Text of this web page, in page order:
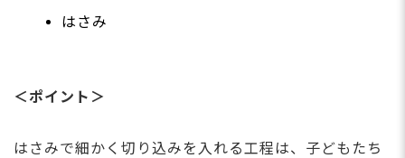
はさみ
＜ポイント＞
はさみで細かく切り込みを入れる工程は、子どもたち